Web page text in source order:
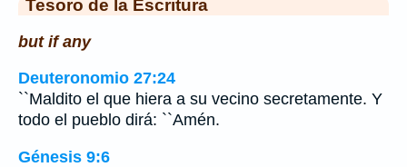
Tesoro de la Escritura
but if any
Deuteronomio 27:24
``Maldito el que hiera a su vecino secretamente. Y
todo el pueblo dirá: ``Amén.
Génesis 9:6